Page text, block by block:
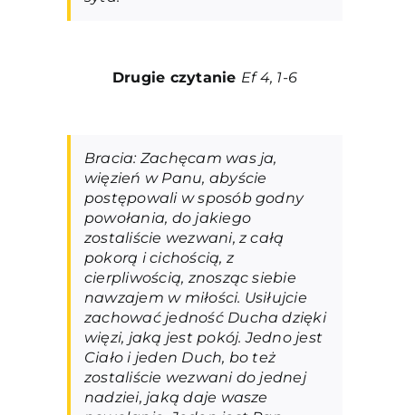
Drugie czytanie Ef 4, 1-6
Bracia: Zachęcam was ja,
więzień w Panu, abyście
postępowali w sposób godny
powołania, do jakiego
zostaliście wezwani, z całą
pokorą i cichością, z
cierpliwością, znosząc siebie
nawzajem w miłości. Usiłujcie
zachować jedność Ducha dzięki
więzi, jaką jest pokój. Jedno jest
Ciało i jeden Duch, bo też
zostaliście wezwani do jednej
nadziei, jaką daje wasze